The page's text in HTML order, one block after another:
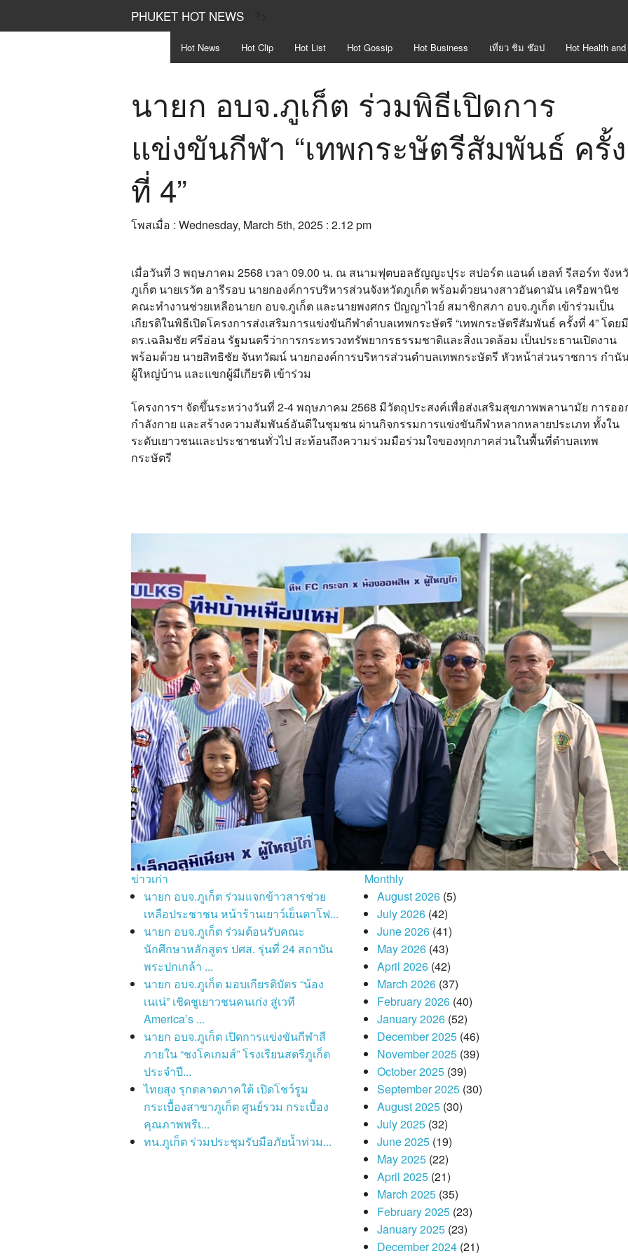
PHUKET HOT NEWS
Hot News Hot Clip Hot List Hot Gossip Hot Business เที่ยว ชิม ช๊อป Hot Health
นายก อบจ.ภูเก็ต ร่วมพิธีเปิดการ
แข่งขันกีฬา “เทพกระษัตรีสัมพันธ์ ครั้ง
ที่ 4”
โพสเมื่อ : Wednesday, March 5th, 2025 : 2.12 pm
เมื่อวันที่ 3 พฤษภาคม 2568 เวลา 09.00 น. ณ สนามฟุตบอลธัญญะปุระ สปอร์ต แอนด์ เฮลท์ รีสอร์ท จังห
ภูเก็ต นายเรวัต อารีรอบ นายกองค์การบริหารส่วนจังหวัดภูเก็ต พร้อมด้วยนางสาวอันดามัน เครือพานิช
คณะทำงานช่วยเหลือนายก อบจ.ภูเก็ต และนายพงศกร ปัญญาไวย์ สมาชิกสภา อบจ.ภูเก็ต เข้าร่วมเป็น
เกียรติในพิธีเปิดโครงการส่งเสริมการแข่งขันกีฬาตำบลเทพกระษัตรี “เทพกระษัตรีสัมพันธ์ ครั้งที่ 4” โดยมี
ดร.เฉลิมชัย ศรีอ่อน รัฐมนตรีว่าการกระทรวงทรัพยากรธรรมชาติและสิ่งแวดล้อม เป็นประธานเปิดงาน
พร้อมด้วย นายสิทธิชัย จันทวัฒน์ นายกองค์การบริหารส่วนตำบลเทพกระษัตรี หัวหน้าส่วนราชการ กำนั
ผู้ใหญ่บ้าน และแขกผู้มีเกียรติ เข้าร่วม
โครงการฯ จัดขึ้นระหว่างวันที่ 2-4 พฤษภาคม 2568 มีวัตถุประสงค์เพื่อส่งเสริมสุขภาพพลานามัย การออ
กำลังกาย และสร้างความสัมพันธ์อันดีในชุมชน ผ่านกิจกรรมการแข่งขันกีฬาหลากหลายประเภท ทั้งใน
ระดับเยาวชนและประชาชนทั่วไป สะท้อนถึงความร่วมมือร่วมใจของทุกภาคส่วนในพื้นที่ตำบลเทพ
กระษัตรี
ข่าวเก่า
นายก อบจ.ภูเก็ต ร่วมแจกข้าวสารช่วย
เหลือประชาชน หน้าร้านเยาว์เย็นตาโฟ...
นายก อบจ.ภูเก็ต ร่วมต้อนรับคณะ
นักศึกษาหลักสูตร ปศส. รุ่นที่ 24 สถาบัน
พระปกเกล้า ...
นายก อบจ.ภูเก็ต มอบเกียรติบัตร “น้อง
เนเน่” เชิดชูเยาวชนคนเก่ง สู่เวที
America’s ...
นายก อบจ.ภูเก็ต เปิดการแข่งขันกีฬาสี
ภายใน “ชงโคเกมส์” โรงเรียนสตรีภูเก็ต
ประจำปี...
ไทยสุง รุกตลาดภาคใต้ เปิดโชว์รูม
กระเบื้องสาขาภูเก็ต ศูนย์รวม กระเบื้อง
คุณภาพพรีเ...
ทน.ภูเก็ต ร่วมประชุมรับมือภัยน้ำท่วม...
Monthly
August 2026(5)
July 2026(42)
June 2026(41)
May 2026(43)
April 2026(42)
March 2026(37)
February 2026(40)
January 2026(52)
December 2025(46)
November 2025(39)
October 2025(39)
September 2025(30)
August 2025(30)
July 2025(32)
June 2025(19)
May 2025(22)
April 2025(21)
March 2025(35)
February 2025(23)
January 2025(23)
December 2024(21)